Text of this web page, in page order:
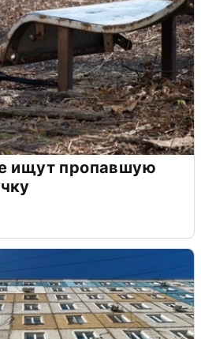
ищут пропавшую